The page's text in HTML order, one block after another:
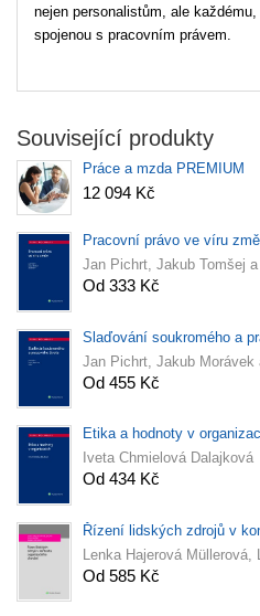
nejen personalistům, ale
spojenou s pracovním právem.
Související produkty
Práce a mzda PREMIUM
12 094 Kč
Pracovní právo ve víru
Jan Pichrt, Jakub Tomšej
Od 333 Kč
Slaďování soukromého a
Jan Pichrt, Jakub Morávek
Od 455 Kč
Etika a hodnoty v
Iveta Chmielová Dalajková
Od 434 Kč
Řízení lidských zdrojů v
Lenka Hajerová
Od 585 Kč